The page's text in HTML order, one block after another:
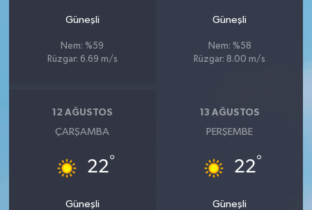
Güneşli
Nem: %59
Rüzgar: 6.69 m/s
Güneşli
Nem: %58
Rüzgar: 8.00 m/s
12 AĞUSTOS
ÇARŞAMBA
22°
Güneşli
13 AĞUSTOS
PERŞEMBE
22°
Güneşli